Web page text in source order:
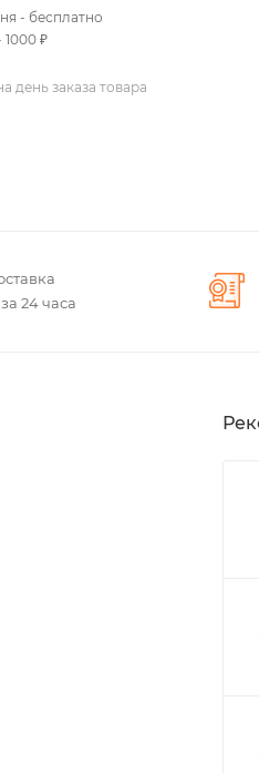
- бесплатно
1000 ₽
день заказа товара
24 часа